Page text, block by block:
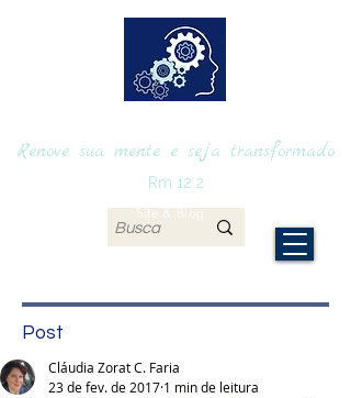
Renove sua mente e seja transformado
Site & Blog
Rm 12.2
Post
Cláudia Zorat C. Faria
23 de fev. de 2017 1 min de leitura